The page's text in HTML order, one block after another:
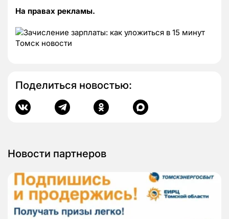
На правах рекламы.
Поделиться новостью:
Новости партнеров